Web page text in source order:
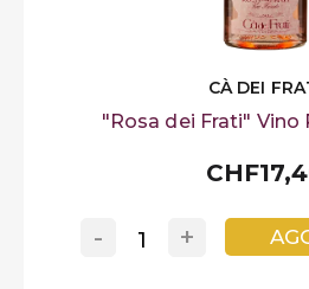
CÀ DEI
"Rosa dei Frati" Vino
+
-